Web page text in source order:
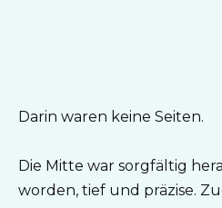
Darin waren keine Seiten.
Die Mitte war sorgfältig
worden, tief und präzise.